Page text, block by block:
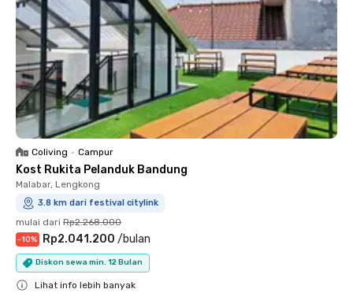
Coliving • Campur
Kost Rukita Pelanduk Bandung
Malabar, Lengkong
3.8 km dari festival citylink
mulai dari Rp2.268.000
-10% Rp2.041.200 /bulan
Diskon sewa min. 12 Bulan
Lihat info lebih banyak